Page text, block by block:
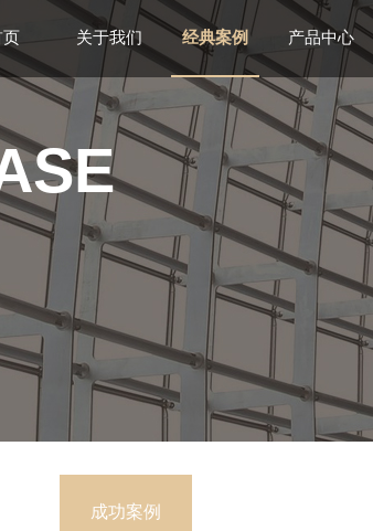
页 关于我们 经典案例 产品中心
成功案例